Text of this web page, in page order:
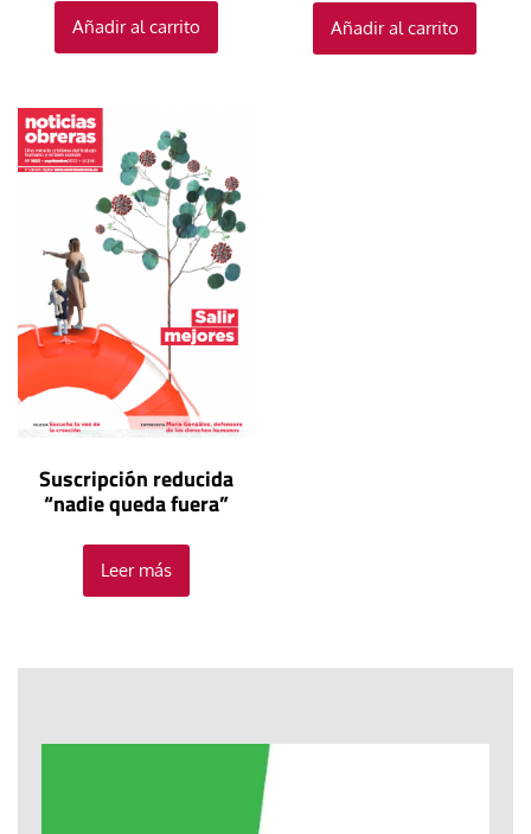
Añadir al carrito Añadir al carrito
Suscripción reducida
“nadie queda fuera”
Leer más